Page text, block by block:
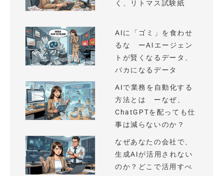
く、リトマス試験紙
AIに「ゴミ」を食わせ
るな ーAIエージェン
トが賢くなるデータ、
バカになるデータ
AIで業務を自動化する
方法とは ーなぜ、
ChatGPTを配っても仕
事は減らないのか？
なぜあなたの会社で、
生成AIが活用されない
のか？どこで活用すべ